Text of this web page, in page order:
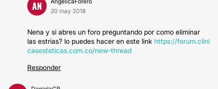
AN
20 may 2018
Nena y si abres un foro preguntando por como eliminar
las estrias? lo puedes hacer en este link https://forum.clini
casesteticas.com.co/new-thread
Responder